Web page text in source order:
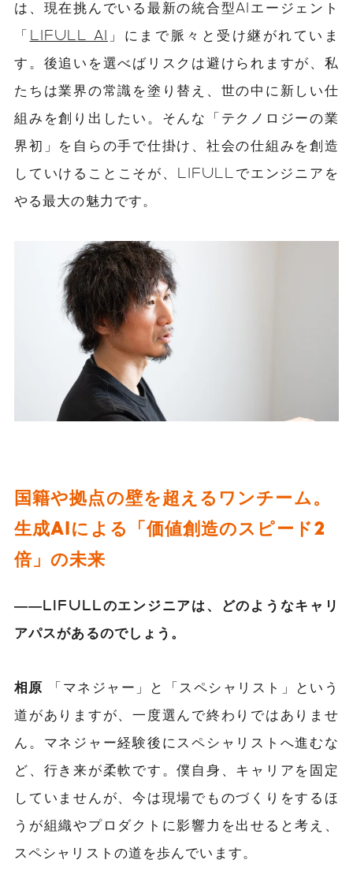
は、現在挑んでいる最新の統合型AIエージェント
「 LIFULL AI 」にまで脈々と受け継がれていま
す。後追いを選べばリスクは避けられますが、私
たちは業界の常識を塗り替え、世の中に新しい仕
組みを創り出したい。そんな「テクノロジーの業
界初」を自らの手で仕掛け、社会の仕組みを創造
していけることこそが、LIFULLでエンジニアを
やる最大の魅力です。
国籍や拠点の壁を超えるワンチーム。
生成AIによる「価値創造のスピード2
倍」の未来
――LIFULLのエンジニアは、どのようなキャリ
アパスがあるのでしょう。
相原 「マネジャー」と「スペシャリスト」という
道がありますが、一度選んで終わりではありませ
ん。マネジャー経験後にスペシャリストへ進むな
ど、行き来が柔軟です。僕自身、キャリアを固定
していませんが、今は現場でものづくりをするほ
うが組織やプロダクトに影響力を出せると考え、
スペシャリストの道を歩んでいます。